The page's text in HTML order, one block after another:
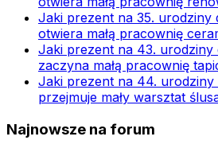
Jaki prezent na 35. urodziny
otwiera małą pracownię
Jaki prezent na 43. urodziny
zaczyna małą pracownię
Jaki prezent na 44.
przejmuje mały warsztat
Najnowsze na forum